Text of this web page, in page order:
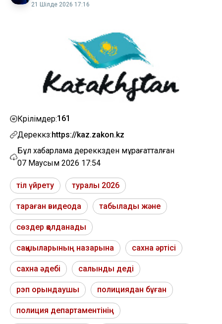
21 Шілде 2026 17:16
Көрілімдер:161
Дереккөз:https://kaz.zakon.kz
Бұл хабарлама дереккөзден мұрағатталған
07 Маусым 2026 17:54
тіл үйрету туралы 2026
тараған видеода табылады және
сөздер қолданады
сақшыларының назарына сахна әртісі
сахна әдебі салынды деді
рэп орындаушы полициядан бұған
полиция департаментінің